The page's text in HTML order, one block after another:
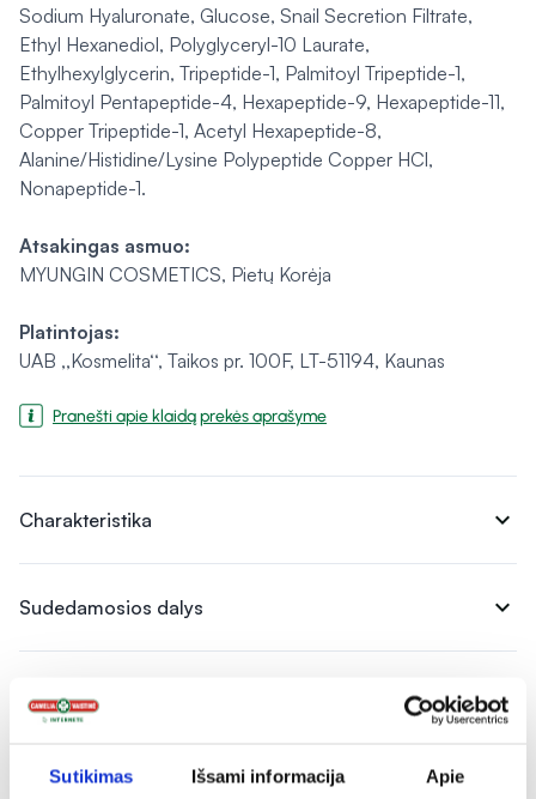
Sutikimas Išsami informacija Apie
Sodium Hyaluronate, Glucose, Snail Secretion Filtrate,
Ethyl Hexanediol, Polyglyceryl-10 Laurate,
Ethylhexylglycerin, Tripeptide-1, Palmitoyl Tripeptide-1,
Palmitoyl Pentapeptide-4, Hexapeptide-9, Hexapeptide-11,
Copper Tripeptide-1, Acetyl Hexapeptide-8,
Alanine/Histidine/Lysine Polypeptide Copper HCl,
Nonapeptide-1.
Atsakingas asmuo:
MYUNGIN COSMETICS, Pietų Korėja
Platintojas:
UAB ,,Kosmelita‘‘, Taikos pr. 100F, LT-51194, Kaunas
Pranešti apie klaidą prekės aprašyme
Charakteristika expand_more
Sudedamosios dalys expand_more
Vartojimas expand_more
Atsiliepimai (2)